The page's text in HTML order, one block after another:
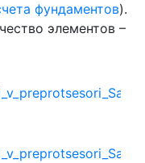
фундаментов).
элементов –